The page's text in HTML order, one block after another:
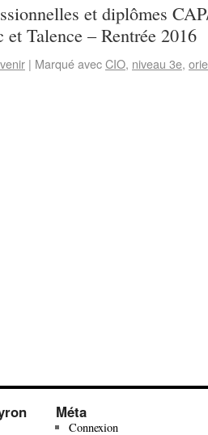
et diplômes
et Talence – Rentrée 2016
| Marqué avecCIO, niveau 3e,
Méta
Connexion